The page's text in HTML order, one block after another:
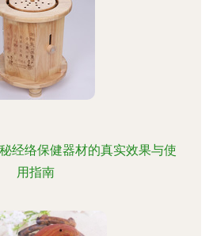
经络保健器材的真实效果与使
用指南